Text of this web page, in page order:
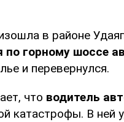
в районе
по горному шоссе
и перевернулся.
что водитель
катастрофы. В